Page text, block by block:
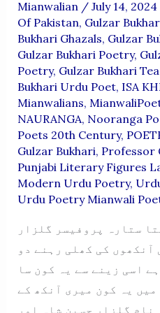
Mianwalian / July 14, 2024
Of Pakistan, Gulzar
Bukhari Ghazals, Gulzar
Gulzar Bukhari Poetry,
Poetry, Gulzar Bukhari
Bukhari Urdu Poet, ISA
Mianwalians,
NAURANGA, Nooranga
Poets 20th Century,
Gulzar Bukhari, Professor
Punjabi Literary Figures
Modern Urdu Poetry,
Urdu Poetry Mianwali
ستارہ پروفیسر گلزار
آنکھوں کی کھلی رہنے دو
اسی زینے سے یہ کون سا
یہ کون میری آنکھ کے
گلزار حسین شاہ اور